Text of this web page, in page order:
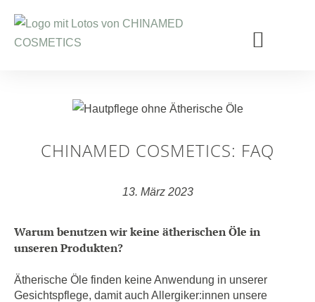
Inhalt
springen
CHINAMED COSMETICS: FAQ
13. März 2023
Warum benutzen wir keine ätherischen Öle in
unseren Produkten?
Ätherische Öle finden keine Anwendung in unserer
Gesichtspflege, damit auch Allergiker:innen unsere